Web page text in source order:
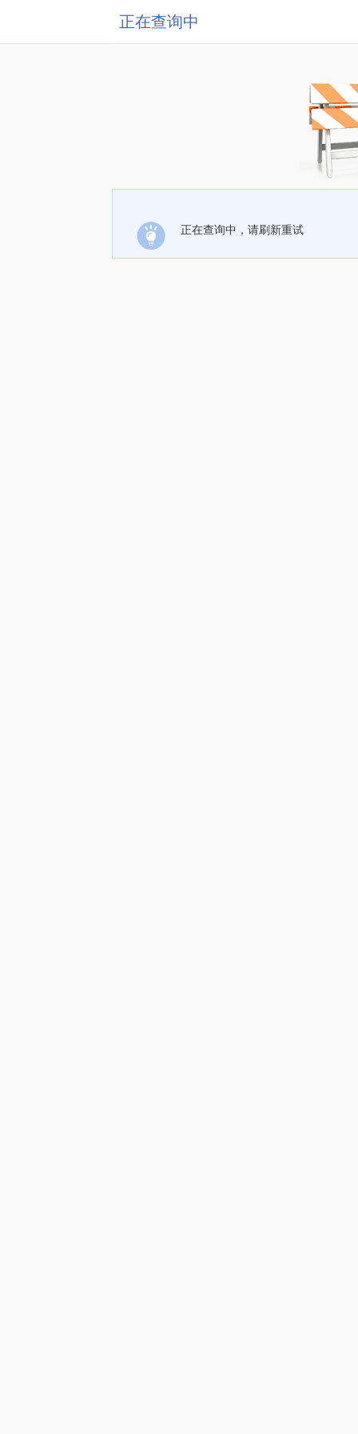
正在查询中
正在查询中，请刷新重试